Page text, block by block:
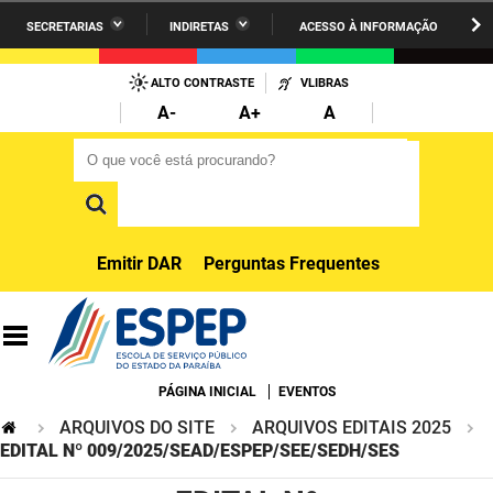
PARA
CONTEÚDO
SECRETARIAS INDIRETAS ACESSO À INFORMAÇÃO
Administração Penitenciária
Agricultura Familiar e Desenvolvimento do Semiárido
Casa Civil do Governador
Comunicação Institucional
Controladoria Geral do Estado
Cultura
Desenvolvimento da Agropecuária e Pesca
ARPB
Cinep
Companhia Docas
Corpo de Bombeiros
ALTO CONTRASTE VLIBRAS
A- A+
A
O que você está procurando?
Emitir DAR Perguntas Frequentes
PÁGINA INICIAL EVENTOS
ARQUIVOS DO SITE
ARQUIVOS EDITAIS 2025
EDITAL Nº 009/2025/SEAD/ESPEP/SEE/SEDH/SES